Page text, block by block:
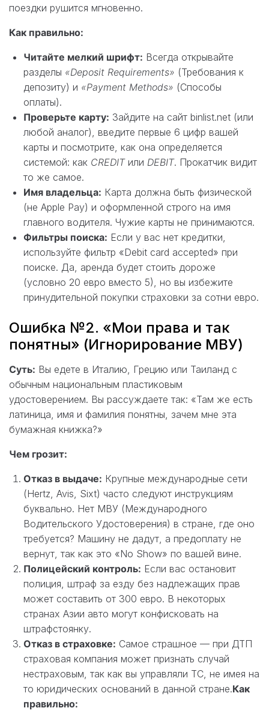
поездки рушится мгновенно.
Как правильно:
Читайте мелкий шрифт: Всегда открывайте
разделы «Deposit Requirements» (Требования к
депозиту) и «Payment Methods» (Способы
оплаты).
Проверьте карту: Зайдите на сайт binlist.net (или
любой аналог), введите первые 6 цифр вашей
карты и посмотрите, как она определяется
системой: как CREDITили DEBIT. Прокатчик видит
то же самое.
Имя владельца: Карта должна быть физической
(не Apple Pay) и оформленной строго на имя
главного водителя. Чужие карты не принимаются.
Фильтры поиска: Если у вас нет кредитки,
используйте фильтр «Debit card accepted» при
поиске. Да, аренда будет стоить дороже
(условно 20 евро вместо 5), но вы избежите
принудительной покупки страховки за сотни евро.
Ошибка №2. «Мои права и так
понятны» (Игнорирование МВУ)
Суть: Вы едете в Италию, Грецию или Таиланд с
обычным национальным пластиковым
удостоверением. Вы рассуждаете так: «Там же есть
латиница, имя и фамилия понятны, зачем мне эта
бумажная книжка?»
Чем грозит:
Отказ в выдаче: Крупные международные сети
(Hertz, Avis, Sixt) часто следуют инструкциям
буквально. Нет МВУ (Международного
Водительского Удостоверения) в стране, где оно
требуется? Машину не дадут, а предоплату не
вернут, так как это «No Show» по вашей вине.
Полицейский контроль: Если вас остановит
полиция, штраф за езду без надлежащих прав
может составить от 300 евро. В некоторых
странах Азии авто могут конфисковать на
штрафстоянку.
Отказ в страховке: Самое страшное — при ДТП
страховая компания может признать случай
нестраховым, так как вы управляли ТС, не имея на
то юридических оснований в данной стране.Как
правильно: